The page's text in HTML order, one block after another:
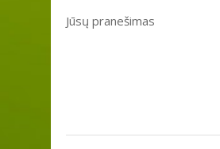
Jūsų pranešimas